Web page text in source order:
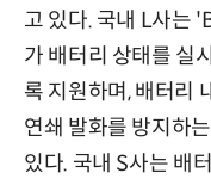
고 있다. 국내 L사는
가 배터리 상태를 실
록 지원하며, 배터리
연쇄 발화를 방지하
있다. 국내 S사는 배